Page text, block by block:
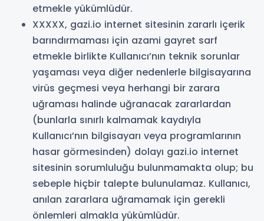
etmekle yükümlüdür.
XXXXX, gazi.io internet sitesinin zararlı içerik
barındırmaması için azami gayret sarf
etmekle birlikte Kullanıcı’nın teknik sorunlar
yaşaması veya diğer nedenlerle bilgisayarına
virüs geçmesi veya herhangi bir zarara
uğraması halinde uğranacak zararlardan
(bunlarla sınırlı kalmamak kaydıyla
Kullanıcı’nın bilgisayarı veya programlarının
hasar görmesinden) dolayı gazi.io internet
sitesinin sorumluluğu bulunmamakta olup; bu
sebeple hiçbir talepte bulunulamaz. Kullanıcı,
anılan zararlara uğramamak için gerekli
önlemleri almakla yükümlüdür.